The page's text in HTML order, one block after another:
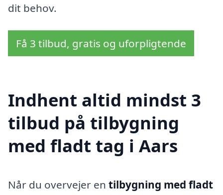
dit behov.
Få 3 tilbud, gratis og uforpligtende
Indhent altid mindst 3
tilbud på tilbygning
med fladt tag i Aars
Når du overvejer en tilbygning med fladt